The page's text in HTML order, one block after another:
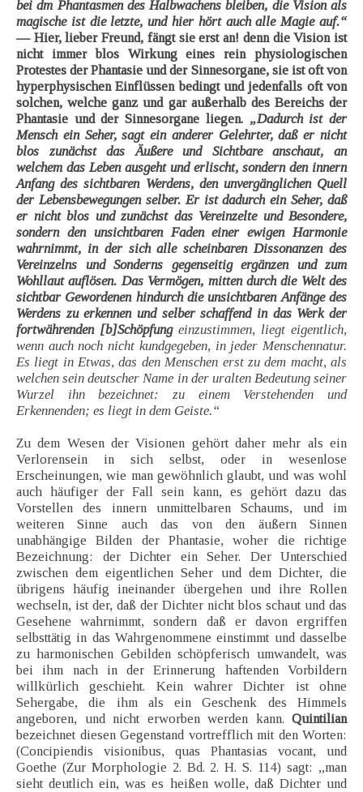
bei dm Phantasmen des Halbwachens bleiben, die Vision als
magische ist die letzte, und hier hört auch alle Magie auf.“
— Hier, lieber Freund, fängt sie erst an! denn die Vision ist
nicht immer blos Wirkung eines rein physiologischen
Protestes der Phantasie und der Sinnesorgane, sie ist oft von
hyperphysischen Einflüssen bedingt und jedenfalls oft von
solchen, welche ganz und gar außerhalb des Bereichs der
Phantasie und der Sinnesorgane liegen.„Dadurch ist der
Mensch ein Seher, sagt ein anderer Gelehrter, daß er nicht
blos zunächst das Äußere und Sichtbare anschaut, an
welchem das Leben ausgeht und erlischt, sondern den innern
Anfang des sichtbaren Werdens, den unvergänglichen Quell
der Lebensbewegungen selber. Er ist dadurch ein Seher, daß
er nicht blos und zunächst das Vereinzelte und Besondere,
sondern den unsichtbaren Faden einer ewigen Harmonie
wahrnimmt, in der sich alle scheinbaren Dissonanzen des
Vereinzelns und Sonderns gegenseitig ergänzen und zum
Wohllaut auflösen. Das Vermögen, mitten durch die Welt des
sichtbar Gewordenen hindurch die unsichtbaren Anfänge des
Werdens zu erkennen und selber schaffend in das Werk der
fortwährenden [b]Schöpfungeinzustimmen, liegt eigentlich,
wenn auch noch nicht kundgegeben, in jeder Menschennatur.
Es liegt in Etwas, das den Menschen erst zu dem macht, als
welchen sein deutscher Name in der uralten Bedeutung seiner
Wurzel ihn bezeichnet: zu einem Verstehenden und
Erkennenden; es liegt in dem Geiste.“
Zu dem Wesen der Visionen gehört daher mehr als ein
Verlorensein in sich selbst, oder in wesenlose
Erscheinungen, wie man gewöhnlich glaubt, und was wohl
auch häufiger der Fall sein kann, es gehört dazu das
Vorstellen des innern unmittelbaren Schaums, und im
weiteren Sinne auch das von den äußern Sinnen
unabhängige Bilden der Phantasie, woher die richtige
Bezeichnung: der Dichter ein Seher. Der Unterschied
zwischen dem eigentlichen Seher und dem Dichter, die
übrigens häufig ineinander übergehen und ihre Rollen
wechseln, ist der, daß der Dichter nicht blos schaut und das
Gesehene wahrnimmt, sondern daß er davon ergriffen
selbsttätig in das Wahrgenommene einstimmt und dasselbe
zu harmonischen Gebilden schöpferisch umwandelt, was
bei ihm nach in der Erinnerung haftenden Vorbildern
willkürlich geschieht. Kein wahrer Dichter ist ohne
Sehergabe, die ihm als ein Geschenk des Himmels
angeboren, und nicht erworben werden kann. Quintilian
bezeichnet diesen Gegenstand vortrefflich mit den Worten:
(Concipiendis visionibus, quas Phantasias vocant, und
Goethe (Zur Morphologie 2. Bd. 2. H. S. 114) sagt: „man
sieht deutlich ein, was es heißen wolle, daß Dichter und